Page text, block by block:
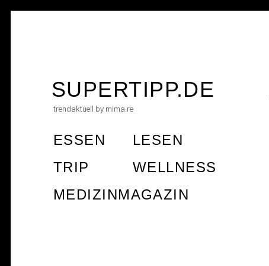
SUPERTIPP.DE
trendaktuell by mima.re
ESSEN
LESEN
TRIP
WELLNESS
MEDIZINMAGAZIN